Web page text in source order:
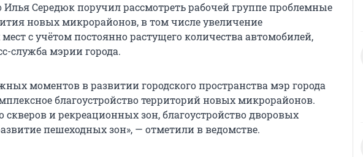
Середюк поручил рассмотреть рабочей группе проблемные
новых микрорайонов, в том числе увеличение
с учётом постоянно растущего количества автомобилей,
служба мэрии города.
моментов в развитии городского пространства мэр города
благоустройство территорий новых микрорайонов.
скверов и рекреационных зон, благоустройство дворовых
пешеходных зон», — отметили в ведомстве.